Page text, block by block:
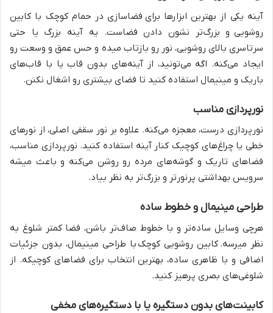
آینه یکی از بهترین ابزارها برای فضاسازی در حمام کوچک با کابین
روشویی و بزرگ‌تر نشون دادن فضاست. یه آینه بزرگ یا حتی
سرتاسری بالای روشویی، نور رو بازتاب میده و حس عمق و وسعت رو
ایجاد می‌کنه. اگه می‌تونید، از آینه‌های بدون قاب یا با قاب‌های
باریک و مینیمال استفاده کنید تا فضای بیشتری رو اشغال نکنن.
نورپردازی مناسب
نورپردازی درست، معجزه می‌کنه. علاوه بر نور سقفی اصلی، از نورهای
خطی یا چراغ‌های کوچیک کنار آینه استفاده کنید. نورپردازی مناسب،
فضاهای تاریک و گوشه‌های مرده رو روشن می‌کنه و باعث میشه
سرویس بهداشتی پرنورتر و بزرگ‌تر به نظر بیاد.
طراحی مینیمال و خطوط ساده
هرچی وسایل ساده‌تر و با خطوط صاف‌تر باشن، فضا کمتر شلوغ به
نظر میرسه. کابین روشویی کوچک با طراحی مینیمال، بدون جزئیات
اضافی و با ظاهری ساده، بهترین انتخاب برای فضاهای کوچیکه. از
شلوغی‌های بصری پرهیز کنید.
کابینت‌های بدون دستگیره یا با دستگیره‌های مخفی